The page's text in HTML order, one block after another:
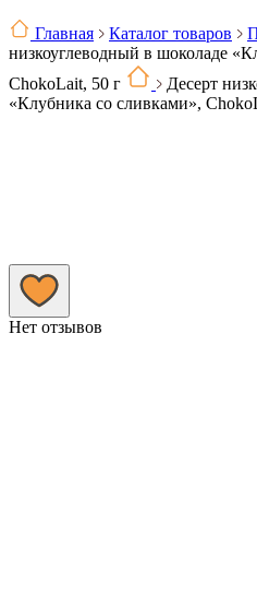
Главная Каталог товаров
низкоуглеводный в шоколаде
ChokoLait, 50 г
Десерт
«Клубника со сливками»,
Нет отзывов